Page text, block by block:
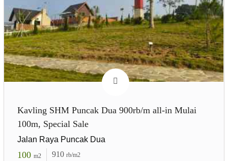
Kavling SHM Puncak Dua 900rb/m all-in Mulai
100m, Special Sale
Jalan Raya Puncak Dua
100 m2 910 rb/m2